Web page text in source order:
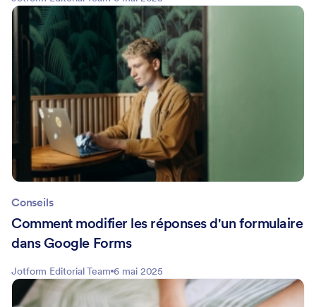
Conseils
Comment modifier les réponses d'un formulaire
dans Google Forms
Jotform Editorial Team 6 mai 2025